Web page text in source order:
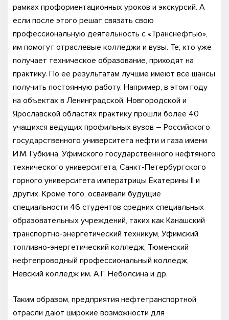
рамках профориентационных уроков и экскурсий. А
если после этого решат связать свою
профессиональную деятельность с «Транснефтью»,
им помогут отраслевые колледжи и вузы. Те, кто уже
получает техническое образование, приходят на
практику. По ее результатам лучшие имеют все шансы
получить постоянную работу. Например, в этом году
на объектах в Ленинградской, Новгородской и
Ярославской областях практику прошли более 40
учащихся ведущих профильных вузов – Российского
государственного университета нефти и газа имени
И.М. Губкина, Уфимского государственного нефтяного
технического университета, Санкт-Петербургского
горного университета императрицы Екатерины II и
других. Кроме того, осваивали будущие
специальности 46 студентов средних специальных
образовательных учреждений, таких как Канашский
транспортно-энергетический техникум, Уфимский
топливно-энергетический колледж, Тюменский
нефтепроводный профессиональный колледж,
Невский колледж им. А.Г. Неболсина и др.
Таким образом, предприятия нефтетранспортной
отрасли дают широкие возможности для